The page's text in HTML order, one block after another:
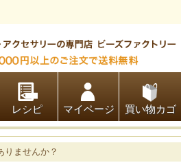
レシピ マイページ 買い物カゴ
りませんか？